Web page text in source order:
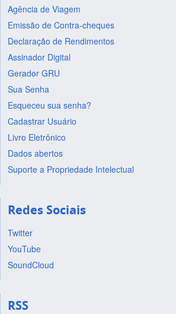
Agência de Viagem
Emissão de Contra-cheques
Declaração de Rendimentos
Assinador Digital
Gerador GRU
Sua Senha
Esqueceu sua senha?
Cadastrar Usuário
Livro Eletrônico
Dados abertos
Suporte a Propriedade Intelectual
Redes Sociais
Twitter
YouTube
SoundCloud
RSS